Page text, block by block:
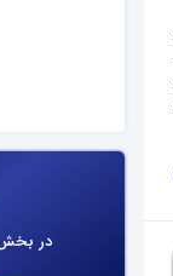
در